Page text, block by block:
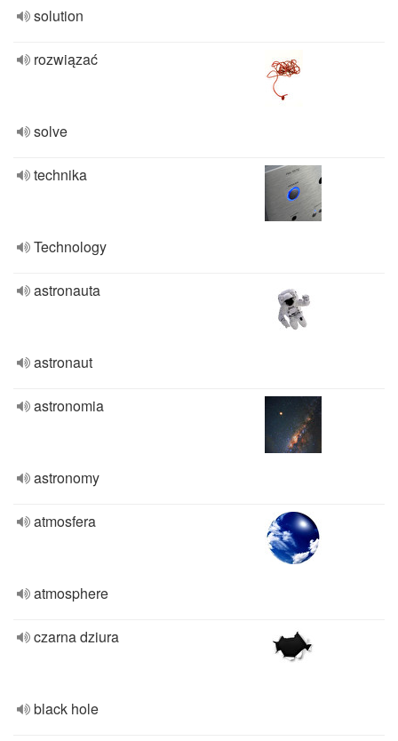
solution
rozwiązać
solve
technika
Technology
astronauta
astronaut
astronomia
astronomy
atmosfera
atmosphere
czarna dziura
black hole